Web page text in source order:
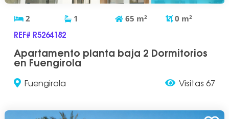
2 1 65 m2 0 m2
REF# R5264182
Apartamento planta baja 2 Dormitorios
en Fuengirola
Fuengirola Visitas 67